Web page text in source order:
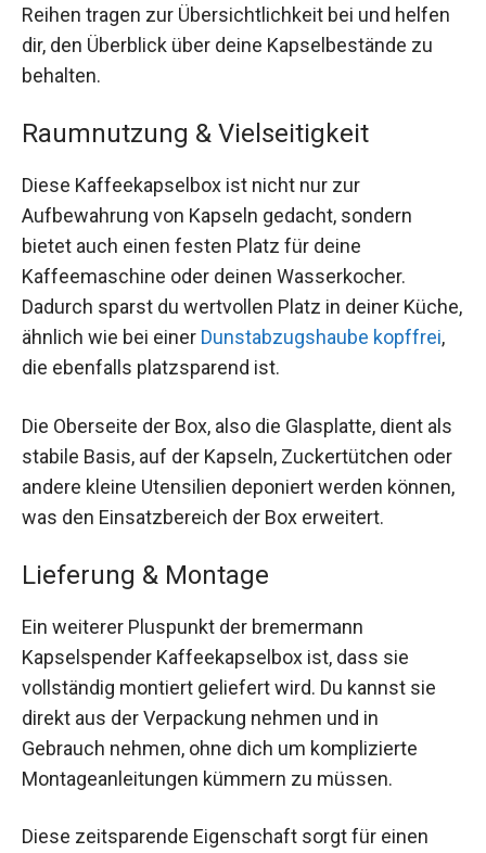
Reihen tragen zur Übersichtlichkeit bei und helfen
dir, den Überblick über deine Kapselbestände zu
behalten.
Raumnutzung & Vielseitigkeit
Diese Kaffeekapselbox ist nicht nur zur
Aufbewahrung von Kapseln gedacht, sondern
bietet auch einen festen Platz für deine
Kaffeemaschine oder deinen Wasserkocher.
Dadurch sparst du wertvollen Platz in deiner Küche,
ähnlich wie bei einer Dunstabzugshaube kopffrei,
die ebenfalls platzsparend ist.
Die Oberseite der Box, also die Glasplatte, dient als
stabile Basis, auf der Kapseln, Zuckertütchen oder
andere kleine Utensilien deponiert werden können,
was den Einsatzbereich der Box erweitert.
Lieferung & Montage
Ein weiterer Pluspunkt der bremermann
Kapselspender Kaffeekapselbox ist, dass sie
vollständig montiert geliefert wird. Du kannst sie
direkt aus der Verpackung nehmen und in
Gebrauch nehmen, ohne dich um komplizierte
Montageanleitungen kümmern zu müssen.
Diese zeitsparende Eigenschaft sorgt für einen